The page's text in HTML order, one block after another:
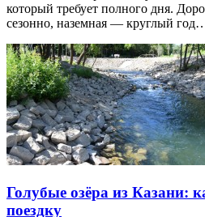
который требует полного дня.
сезонно, наземная — круглый
Голубые озёра из Казани:
поездку